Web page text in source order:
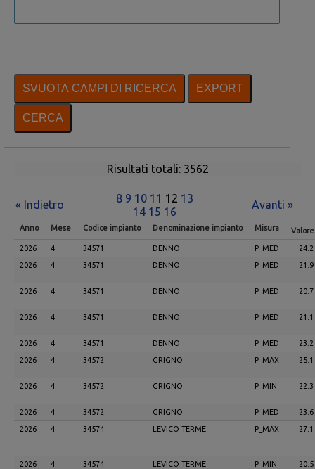
Risultati totali: 3562
« Indietro 8 9 10 11 12 13
14 15 16
Avanti »
Anno Mese Codice impianto Denominazione impianto Misura
2026 4 34571 DENNO P_MED
24.2
2026
4 34571 DENNO P_MED 21.9
2026 4 34571 DENNO P_MED 20.7
2026 4 34571 DENNO P_MED 21.1
2026 4 34571 DENNO P_MED
23.2
2026
4 34572 GRIGNO P_MAX 25.1
2026 4 34572 GRIGNO P_MIN 22.3
2026 4 34572 GRIGNO P_MED
23.6
2026
4 34574 LEVICO TERME P_MAX 27.1
2026 4 34574 LEVICO TERME P_MIN 20.5